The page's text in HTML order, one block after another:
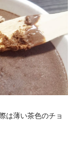
は薄い茶色のチョ